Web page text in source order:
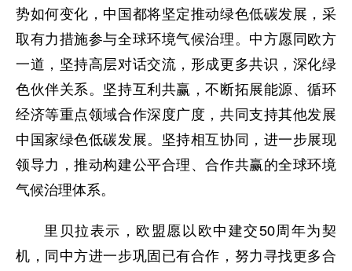
势如何变化，中国都将坚定推动绿色低碳发展，采
取有力措施参与全球环境气候治理。中方愿同欧方
一道，坚持高层对话交流，形成更多共识，深化绿
色伙伴关系。坚持互利共赢，不断拓展能源、循环
经济等重点领域合作深度广度，共同支持其他发展
中国家绿色低碳发展。坚持相互协同，进一步展现
领导力，推动构建公平合理、合作共赢的全球环境
气候治理体系。
里贝拉表示，欧盟愿以欧中建交50周年为契
机，同中方进一步巩固已有合作，努力寻找更多合